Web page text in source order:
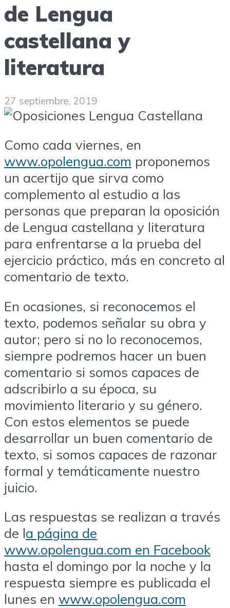
de Lengua
castellana y
literatura
27 septiembre, 2019
Como cada viernes, en
www.opolengua.com proponemos
un acertijo que sirva como
complemento al estudio a las
personas que preparan la oposición
de Lengua castellana y literatura
para enfrentarse a la prueba del
ejercicio práctico, más en concreto al
comentario de texto.
En ocasiones, si reconocemos el
texto, podemos señalar su obra y
autor; pero si no lo reconocemos,
siempre podremos hacer un buen
comentario si somos capaces de
adscribirlo a su época, su
movimiento literario y su género.
Con estos elementos se puede
desarrollar un buen comentario de
texto, si somos capaces de razonar
formal y temáticamente nuestro
juicio.
Las respuestas se realizan a través
de la página de
www.opolengua.com en Facebook
hasta el domingo por la noche y la
respuesta siempre es publicada el
lunes en www.opolengua.com